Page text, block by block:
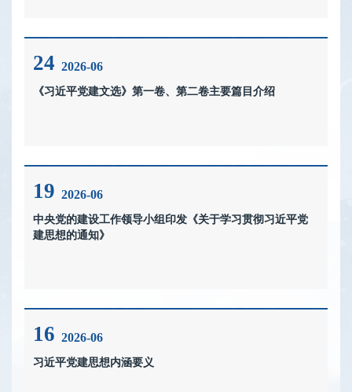
24 2026-06
《习近平党建文选》第一卷、第二卷主要篇目介绍
19 2026-06
中央党的建设工作领导小组印发《关于学习贯彻习近平党
建思想的通知》
16 2026-06
习近平党建思想内涵要义